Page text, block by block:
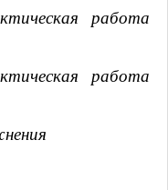
работа
работа